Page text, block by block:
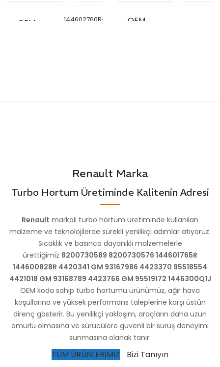
OEM
144602760R-
OEM
Renault Marka
Turbo Hortum Üretiminde Kalitenin Adresi
Renault markalı turbo hortum üretiminde kullanılan
malzeme ve teknolojilerde sürekli yenilikçi adımlar atıyoruz.
Sıcaklık ve basınca dayanıklı malzemelerle
ürettiğimiz 8200730589 8200730576 144601765R
144600828R 4420341 GM 93167986 4423370 95518554
4421018 GM 93168789 4423766 GM 95519172 1446300Q1J
OEM koda sahip turbo hortumu ürünümüz, ağır hava
koşullarına ve yüksek performans taleplerine karşı üstün
direnç gösterir. Bu yenilikçi yaklaşım, araçların daha uzun
ömürlü olmasına ve sürücülere güvenli bir sürüş deneyimi
sunmasına olanak tanır.
TÜM ÜRÜNLERİMİZ Bizi Tanıyın